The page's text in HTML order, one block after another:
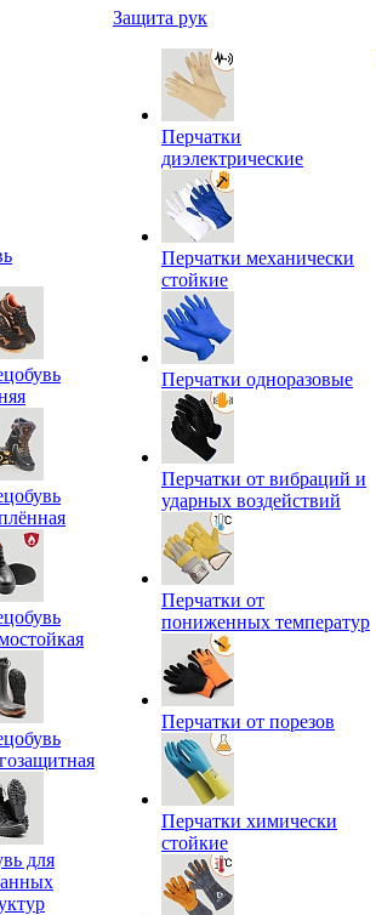
для
Защита рук
Перчатки
диэлектрические
Перчатки механически
стойкие
Перчатки одноразовые
Перчатки от вибраций и
ударных воздействий
Перчатки от
пониженных температур
Перчатки от порезов
Перчатки химически
стойкие